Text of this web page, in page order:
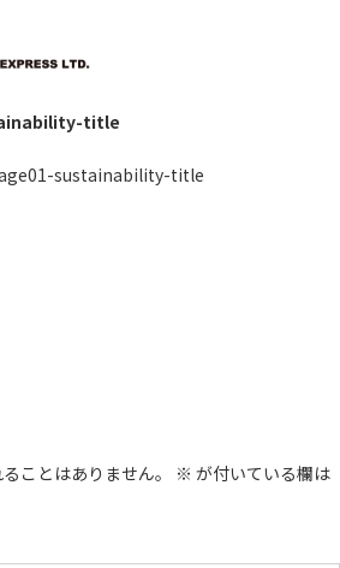
title
sustainability-title
ことはありません。
※ が付いている欄は